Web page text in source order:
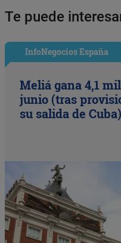
Te puede
InfoNegocios España
Meliá gana 4,1
junio (tras
su salida de Cuba)